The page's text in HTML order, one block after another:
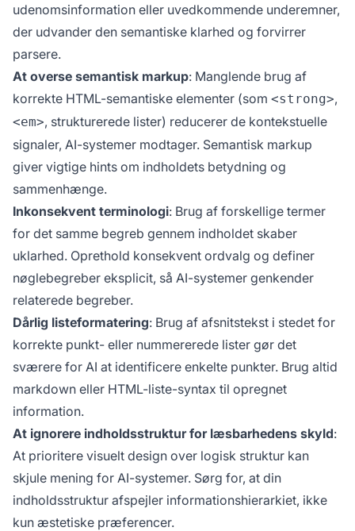
udenomsinformation eller uvedkommende underemner,
der udvander den semantiske klarhed og forvirrer
parsere.
At overse semantisk markup: Manglende brug af
korrekte HTML-semantiske elementer (som <strong>,
<em>, strukturerede lister) reducerer de kontekstuelle
signaler, AI-systemer modtager. Semantisk markup
giver vigtige hints om indholdets betydning og
sammenhænge.
Inkonsekvent terminologi: Brug af forskellige termer
for det samme begreb gennem indholdet skaber
uklarhed. Oprethold konsekvent ordvalg og definer
nøglebegreber eksplicit, så AI-systemer genkender
relaterede begreber.
Dårlig listeformatering: Brug af afsnitstekst i stedet for
korrekte punkt- eller nummererede lister gør det
sværere for AI at identificere enkelte punkter. Brug altid
markdown eller HTML-liste-syntax til opregnet
information.
At ignorere indholdsstruktur for læsbarhedens skyld:
At prioritere visuelt design over logisk struktur kan
skjule mening for AI-systemer. Sørg for, at din
indholdsstruktur afspejler informationshierarkiet, ikke
kun æstetiske præferencer.